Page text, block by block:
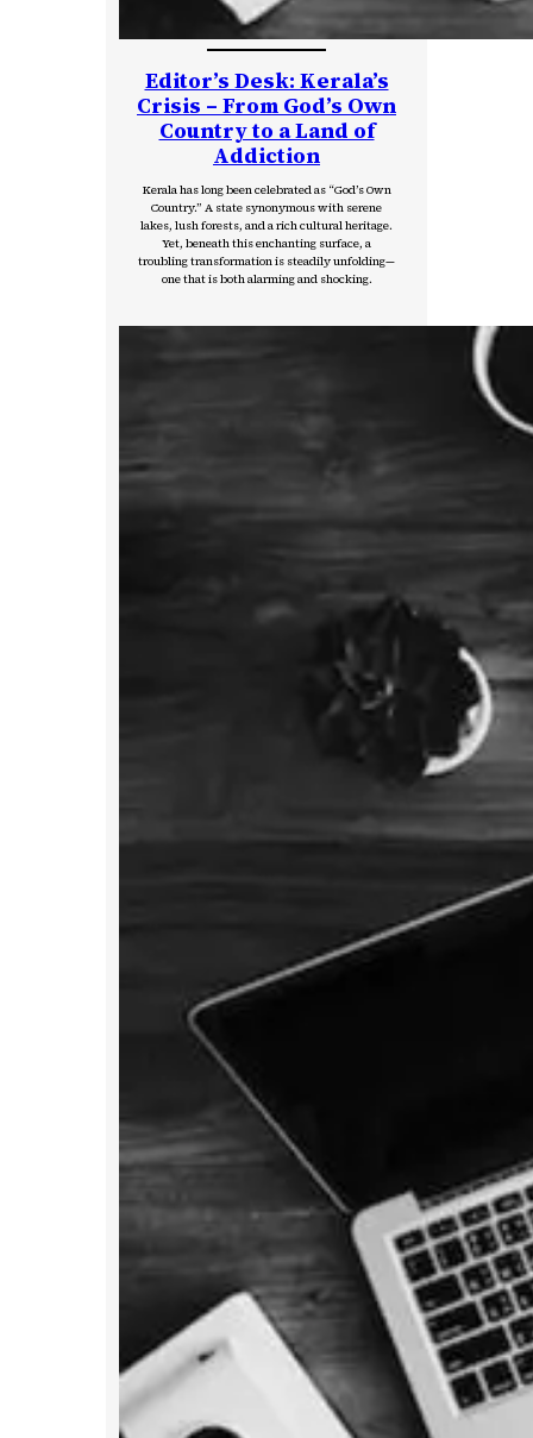
Editor’s Desk: Kerala’s
Crisis – From God’s Own
Country to a Land of
Addiction
Kerala has long been celebrated as “God’s Own
Country.” A state synonymous with serene
lakes, lush forests, and a rich cultural heritage.
Yet, beneath this enchanting surface, a
troubling transformation is steadily unfolding—
one that is both alarming and shocking.